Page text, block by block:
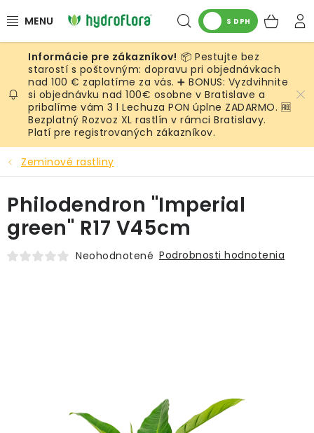
na
Hľadať
S DPH
RASTLINY
UMELÉ RASTLINY
KVETINÁČE
SUBSTRÁTY A PRÍSLUŠENSTVO
SERVIS INTERIÉROVEJ ZELENE
MACHY
📦 Pestujte bez
starostí s poštovným: dopravu pri objednávkach
nad 100 € zaplatíme za vás. ➕ BONUS: Vyzdvihnite
si objednávku nad 100€ osobne v Bratislave a
pribalíme vám 3 l Lechuza PON úplne ZADARMO. 🆓
Bezplatný Rozvoz XL rastlín v rámci Bratislavy.
Platí pre registrovaných zákazníkov.
Zeminové rastliny
Philodendron "Imperial
green" R17 V45cm
Neohodnotené Podrobnosti hodnotenia